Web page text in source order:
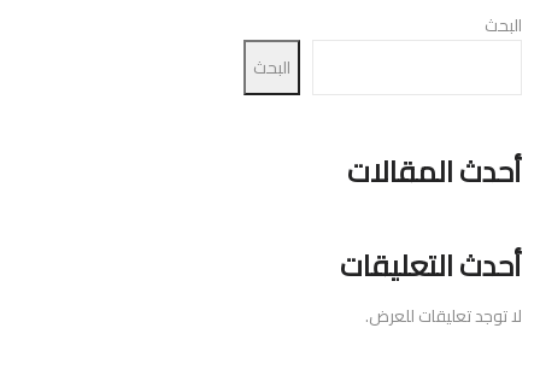
البحث
البحث
أحدث المقالات
أحدث التعليقات
لا توجد تعليقات للعرض.